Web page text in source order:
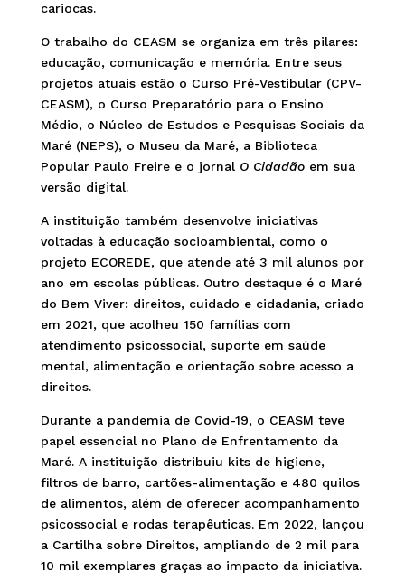
cariocas.
O trabalho do CEASM se organiza em três pilares:
educação, comunicação e memória. Entre seus
projetos atuais estão o Curso Pré-Vestibular (CPV-
CEASM), o Curso Preparatório para o Ensino
Médio, o Núcleo de Estudos e Pesquisas Sociais da
Maré (NEPS), o Museu da Maré, a Biblioteca
Popular Paulo Freire e o jornal O Cidadãoem sua
versão digital.
A instituição também desenvolve iniciativas
voltadas à educação socioambiental, como o
projeto ECOREDE, que atende até 3 mil alunos por
ano em escolas públicas. Outro destaque é o Maré
do Bem Viver: direitos, cuidado e cidadania, criado
em 2021, que acolheu 150 famílias com
atendimento psicossocial, suporte em saúde
mental, alimentação e orientação sobre acesso a
direitos.
Durante a pandemia de Covid-19, o CEASM teve
papel essencial no Plano de Enfrentamento da
Maré. A instituição distribuiu kits de higiene,
filtros de barro, cartões-alimentação e 480 quilos
de alimentos, além de oferecer acompanhamento
psicossocial e rodas terapêuticas. Em 2022, lançou
a Cartilha sobre Direitos, ampliando de 2 mil para
10 mil exemplares graças ao impacto da iniciativa.